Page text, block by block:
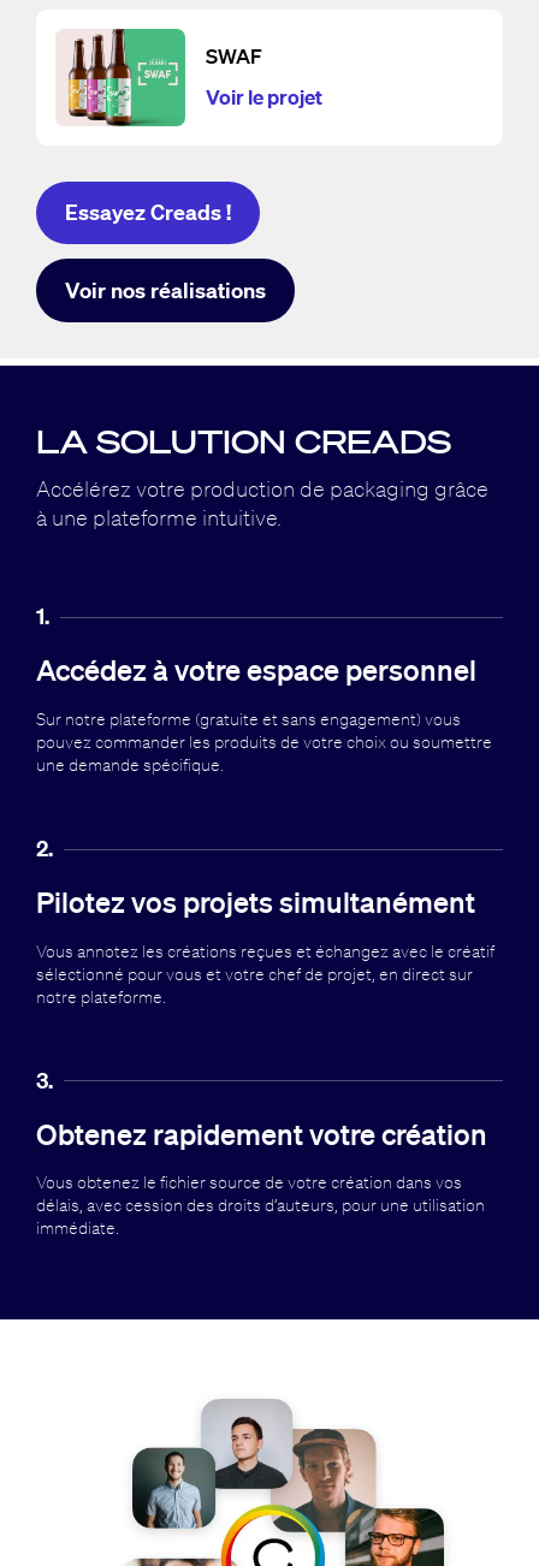
SWAF
Voir le projet
Essayez Creads !
Voir nos réalisations
LA SOLUTION CREADS
Accélérez votre production de packaging grâce
à une plateforme intuitive.
1.
Accédez à votre espace personnel
Sur notre plateforme (gratuite et sans engagement) vous
pouvez commander les produits de votre choix ou soumettre
une demande spécifique.
2.
Pilotez vos projets simultanément
Vous annotez les créations reçues et échangez avec le créatif
sélectionné pour vous et votre chef de projet, en direct sur
notre plateforme.
3.
Obtenez rapidement votre création
Vous obtenez le fichier source de votre création dans vos
délais, avec cession des droits d’auteurs, pour une utilisation
immédiate.